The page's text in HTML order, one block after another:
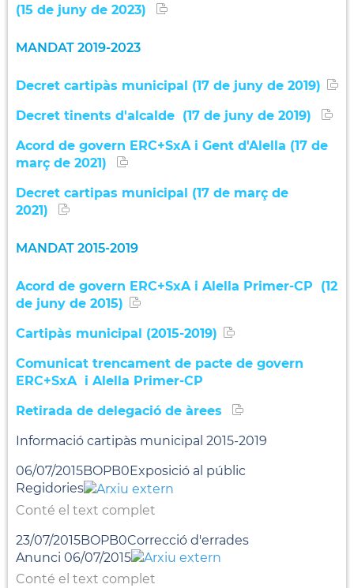
(15 de juny de 2023)
MANDAT 2019-2023
Decret cartipàs municipal (17 de juny de 2019)
Decret tinents d'alcalde (17 de juny de 2019)
Acord de govern ERC+SxA i Gent d'Alella (17 de
març de 2021)
Decret cartipas municipal (17 de març de
2021)
MANDAT 2015-2019
Acord de govern ERC+SxA i Alella Primer-CP (12
de juny de 2015)
Cartipàs municipal (2015-2019)
Comunicat trencament de pacte de govern
ERC+SxA i Alella Primer-CP
Retirada de delegació de àrees
Informació cartipàs municipal 2015-2019
06/07/2015BOPB0Exposició al públic
Regidories
Conté el text complet
23/07/2015BOPB0Correcció d'errades
Anunci 06/07/2015
Conté el text complet